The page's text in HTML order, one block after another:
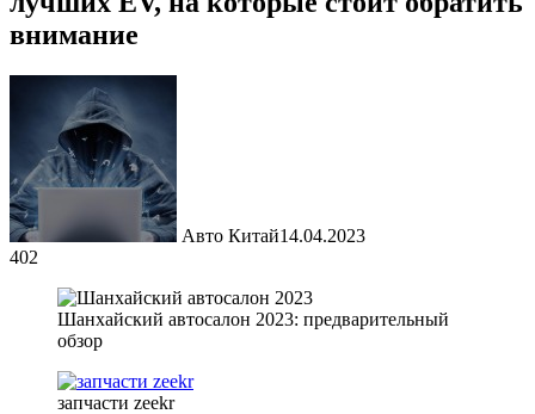
внимание
Авто Китай14.04.2023
402
Шанхайский автосалон 2023: предварительный
обзор
запчасти zeekr